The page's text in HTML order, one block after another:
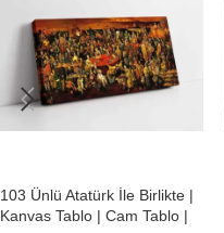
103 Ünlü Atatürk İle Birlikte |
Kanvas Tablo | Cam Tablo |